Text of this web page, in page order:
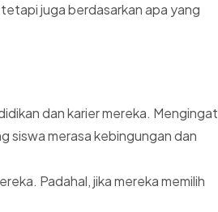
juga berdasarkan apa yang
dan karier mereka. Mengingat
siswa merasa kebingungan dan
Padahal, jika mereka memilih